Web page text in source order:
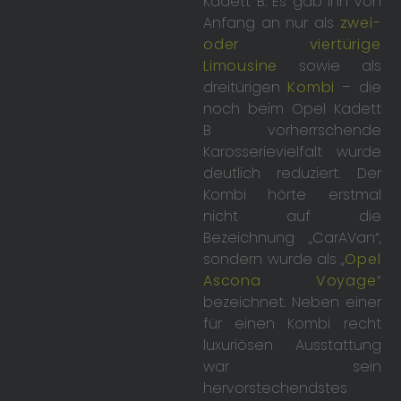
Anfang an nur als zwei-
oder viertürige
Limousine sowie als
dreitürigen Kombi – die
noch beim Opel Kadett
B vorherrschende
Karosserievielfalt wurde
deutlich reduziert. Der
Kombi hörte erstmal
nicht auf die
Bezeichnung „CarAVan“,
sondern wurde als „Opel
Ascona Voyage“
bezeichnet. Neben einer
für einen Kombi recht
luxuriösen Ausstattung
war sein
hervorstechendstes